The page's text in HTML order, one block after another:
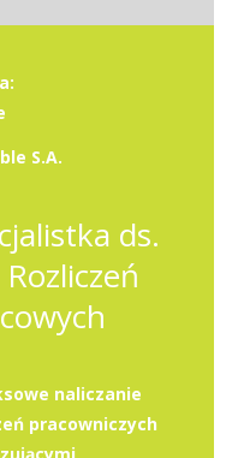
S.A.
ds.
naliczanie
pracowniczych